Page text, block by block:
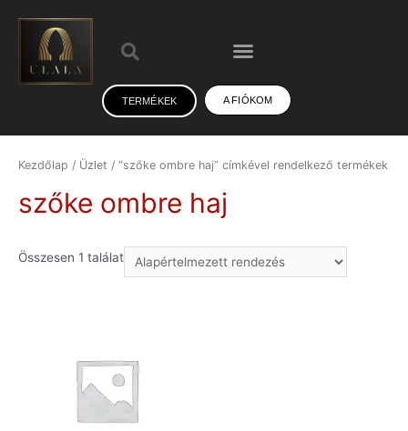
TERMÉKEK A FIÓKOM
Kezdőlap / Üzlet / “szőke ombre haj” címkével rendelkező termékek
szőke ombre haj
Összesen 1 találat